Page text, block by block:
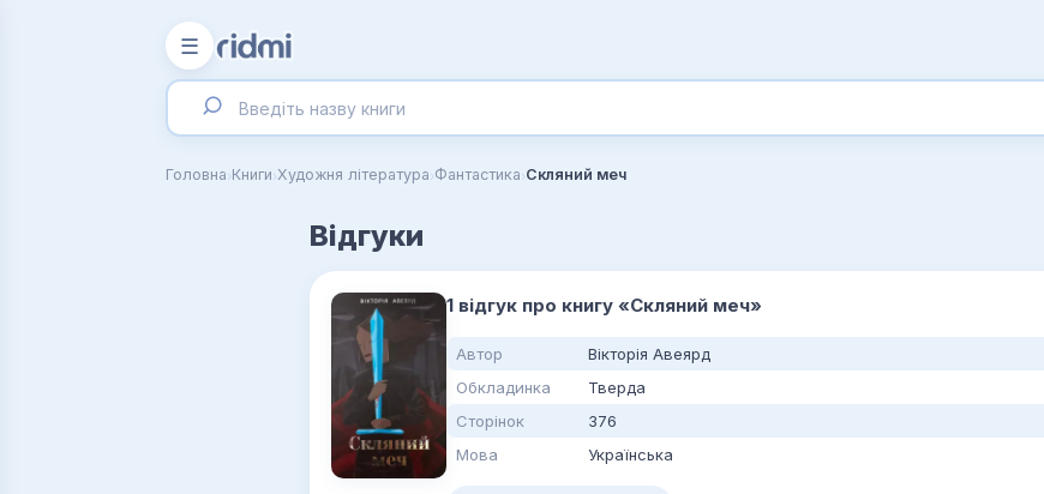
☰
Головна›Книги›Художня література›Фантастика›Скляний меч
Відгуки
1 відгук про книгу «Скляний меч»
Автор
Вікторія Авеярд
Обкладинка
Тверда
Сторінок
376
Мова
Українська